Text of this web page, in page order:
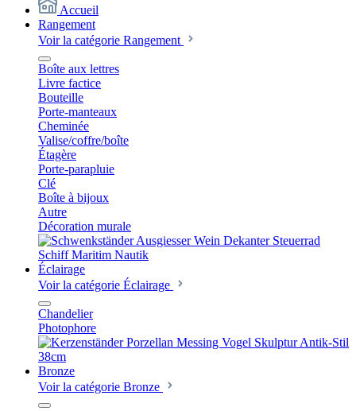
Accueil
Rangement
Voir la catégorie Rangement
Boîte aux lettres
Livre factice
Bouteille
Porte-manteaux
Cheminée
Valise/coffre/boîte
Étagère
Porte-parapluie
Clé
Boîte à bijoux
Autre
Décoration murale
Éclairage
Voir la catégorie Éclairage
Chandelier
Photophore
Bronze
Voir la catégorie Bronze